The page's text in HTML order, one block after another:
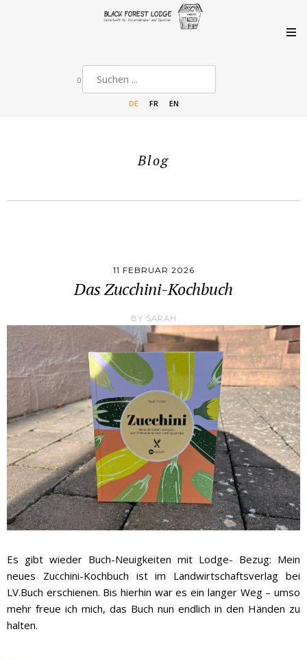
DE FR EN
0
Blog
11 FEBRUAR 2026
Das Zucchini-Kochbuch
BY SARAH
Es gibt wieder Buch-Neuigkeiten mit Lodge- Bezug: Mein
neues Zucchini-Kochbuch ist im Landwirtschaftsverlag bei
LV.Buch erschienen. Bis hierhin war es ein langer Weg – umso
mehr freue ich mich, das Buch nun endlich in den Händen zu
halten.